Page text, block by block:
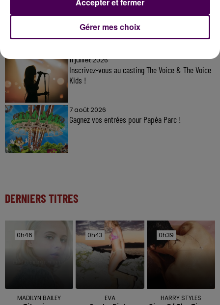
11 juillet 2026
Inscrivez-vous au casting The Voice & The Voice
Kids !
7 août 2026
Gagnez vos entrées pour Papéa Parc !
DERNIERS TITRES
0h46
0h46
MADILYN BAILEY
0h43
0h43
EVA
0h39
0h39
HARRY STYLES
Gérer mes choix